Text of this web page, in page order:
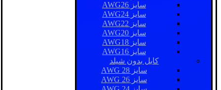
سایز AWG26
سایز AWG24
سایز AWG22
سایز AWG20
سایز AWG18
سایز AWG16
کابل بدون شیلد
سایز AWG 28
سایز AWG 26